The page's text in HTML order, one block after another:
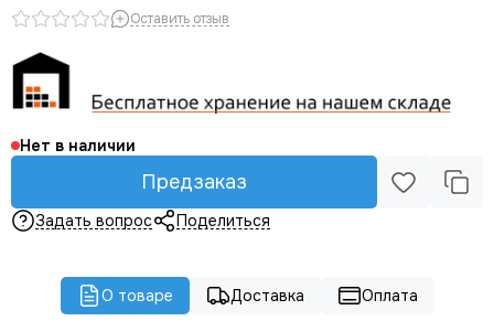
Оставить отзыв
Нет в наличии
Предзаказ
Задать вопрос Поделиться
О товаре Доставка Оплата